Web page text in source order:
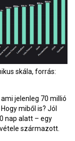
skála, forrás:
jelenleg 70 millió
miből is? Jól
nap alatt – egy
származott.